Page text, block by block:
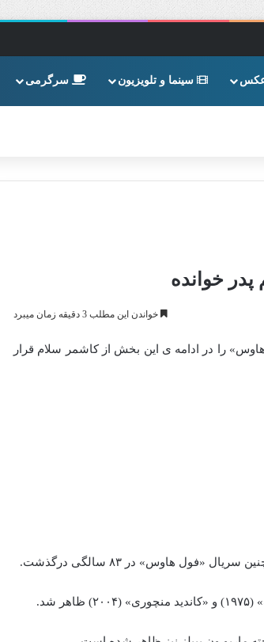
سینما و تلویزیون سرگرمی
خوانده
خواندن این مطلب 3 دقیقه زمان میبرد
را در ادامه ی این بخش از کاشمر سلام قرار
هاوس» در ۸۳ سالگی درگذشت.